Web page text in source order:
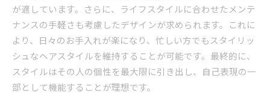
が適しています。さらに、ライフスタイルに合わせたメンテ
ナンスの手軽さも考慮したデザインが求められます。これに
より、日々のお手入れが楽になり、忙しい方でもスタイリッ
シュなヘアスタイルを維持することが可能です。最終的に、
スタイルはその人の個性を最大限に引き出し、自己表現の一
部として機能することが理想です。